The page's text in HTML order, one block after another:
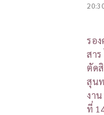
รอ
สา
ตัด
สุน
งา
ที่